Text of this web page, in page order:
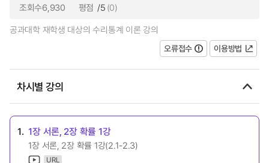
조회수6,930 평점 /5 (0)
공과대학 재학생 대상의 수리통계 이론 강의
오류접수
이용방법
차시별 강의
1. 1장 서론, 2장 확률 1강
1장 서론, 2장 확률 1강(2.1-2.3)
URL